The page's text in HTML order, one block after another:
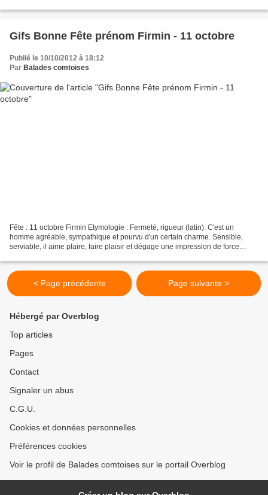
Gifs Bonne Fête prénom Firmin - 11 octobre
Publié le 10/10/2012 à 18:12
Par Balades comtoises
Fête : 11 octobre Firmin Etymologie : Fermeté, rigueur (latin). C'est un
homme agréable, sympathique et pourvu d'un certain charme. Sensible,
serviable, il aime plaire, faire plaisir et dégage une impression de force
< Page précédente Page suivante >
Hébergé par Overblog
Top articles
Pages
Contact
Signaler un abus
C.G.U.
Cookies et données personnelles
Préférences cookies
Voir le profil de Balades comtoises sur le portail Overblog